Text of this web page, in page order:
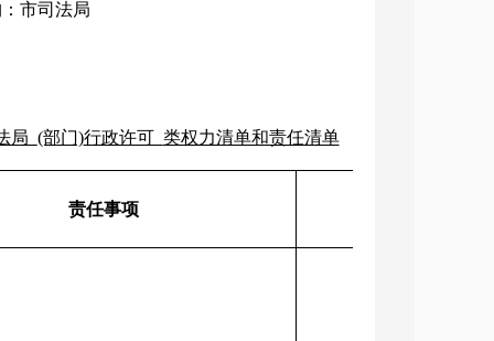
市司法局
局 (部门)行政许可 类权力清单和责任清单
责任事项